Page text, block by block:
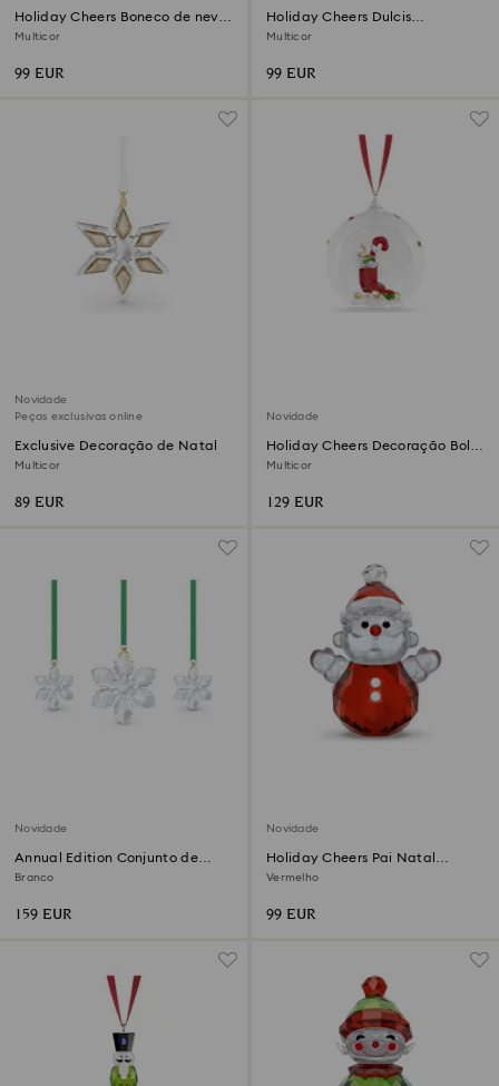
Holiday Cheers Boneco de neve
oscilante
Multicor
99 EUR
Holiday Cheers Dulcis
Decoração Cupcake
Multicor
99 EUR
Novidade
Peças exclusivas online
Exclusive Decoração de Natal
Multicor
89 EUR
Novidade
Holiday Cheers Decoração Bola
com Meia e Doce
Multicor
129 EUR
Novidade
Annual Edition Conjunto de
Decorações 2026
Branco
159 EUR
Novidade
Holiday Cheers Pai Natal
oscilante
Vermelho
99 EUR